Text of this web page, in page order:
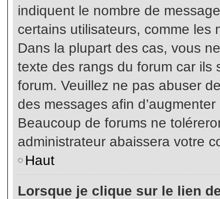
indiquent le nombre de
certains utilisateurs, comme les
Dans la plupart des cas, vous
texte des rangs du forum car ils
forum. Veuillez ne pas abuser
des messages afin
Beaucoup de forums ne
administrateur abaissera votre
Haut
Lorsque je clique sur le lien